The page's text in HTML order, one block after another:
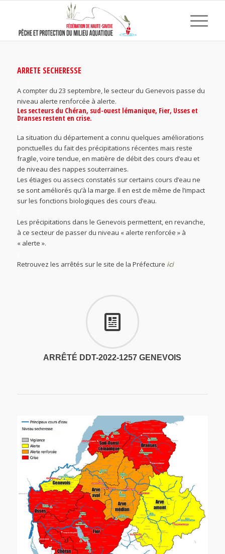
ARRETE SECHERESSE
A compter du 23 septembre, le secteur du Genevois passe du
niveau alerte renforcée à alerte.
Les secteurs du Chéran, sud-ouest lémanique, Fier, Usses et
Dranses restent en crise.
La situation du département a connu quelques améliorations
ponctuelles du fait des précipitations récentes mais reste
fragile, voire tendue, en matière de débit des cours d’eau et
de niveau des nappes souterraines.
Les étiages ou assecs constatés sur certains cours d’eau ne
se sont améliorés qu’à la marge. Il en est de même de l’impact
sur les fonctions biologiques des cours d’eau.
Les précipitations dans le Genevois permettent, en revanche,
à ce secteur de passer du niveau « alerte renforcée » à
« alerte ».
Retrouvez les arrêtés sur le site de la Préfecture ici
ARRÊTÉ DDT-2022-1257 GENEVOIS